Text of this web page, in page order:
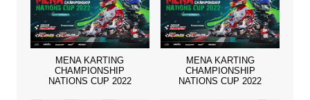
MENA KARTING
CHAMPIONSHIP
NATIONS CUP 2022
MENA KARTING
CHAMPIONSHIP
NATIONS CUP 2022